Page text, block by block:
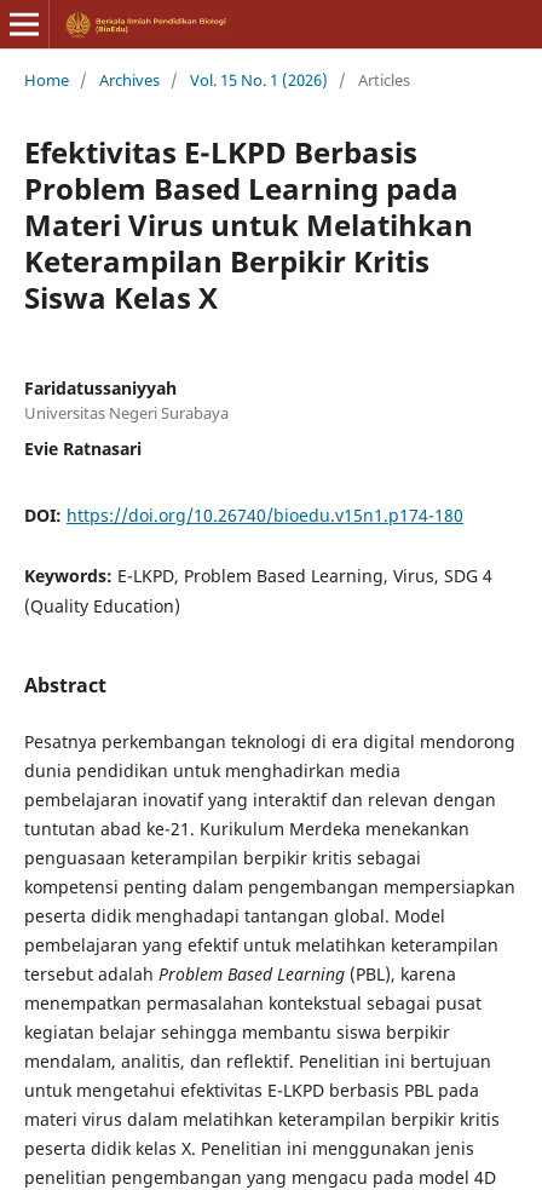
Home / Archives / Vol. 15 No. 1 (2026) / Articles
Efektivitas E-LKPD Berbasis
Problem Based Learning pada
Materi Virus untuk Melatihkan
Keterampilan Berpikir Kritis
Siswa Kelas X
Faridatussaniyyah
Universitas Negeri Surabaya
Evie Ratnasari
DOI: https://doi.org/10.26740/bioedu.v15n1.p174-180
Keywords: E-LKPD, Problem Based Learning, Virus, SDG 4
(Quality Education)
Abstract
Pesatnya perkembangan teknologi di era digital mendorong
dunia pendidikan untuk menghadirkan media
pembelajaran inovatif yang interaktif dan relevan dengan
tuntutan abad ke-21. Kurikulum Merdeka menekankan
penguasaan keterampilan berpikir kritis sebagai
kompetensi penting dalam pengembangan mempersiapkan
peserta didik menghadapi tantangan global. Model
pembelajaran yang efektif untuk melatihkan keterampilan
tersebut adalah Problem Based Learning(PBL), karena
menempatkan permasalahan kontekstual sebagai pusat
kegiatan belajar sehingga membantu siswa berpikir
mendalam, analitis, dan reflektif. Penelitian ini bertujuan
untuk mengetahui efektivitas E-LKPD berbasis PBL pada
materi virus dalam melatihkan keterampilan berpikir kritis
peserta didik kelas X. Penelitian ini menggunakan jenis
penelitian pengembangan yang mengacu pada model 4D